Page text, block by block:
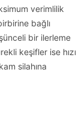
verimlilik
bağlı
bir ilerleme
keşifler ise hızı
silahına